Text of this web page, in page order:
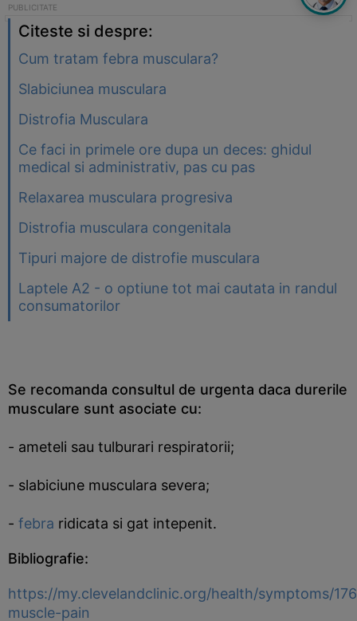
Citeste si despre:
Cum tratam febra musculara?
Slabiciunea musculara
Distrofia Musculara
Ce faci in primele ore dupa un deces: ghidul
medical si administrativ, pas cu pas
Relaxarea musculara progresiva
Distrofia musculara congenitala
Tipuri majore de distrofie musculara
Laptele A2 - o optiune tot mai cautata in randul
consumatorilor
Se recomanda consultul de urgenta daca durerile
musculare sunt asociate cu:
- ameteli sau tulburari respiratorii;
- slabiciune musculara severa;
- febra ridicata si gat intepenit.
Bibliografie:
https://my.clevelandclinic.org/health/symptoms/
muscle-pain